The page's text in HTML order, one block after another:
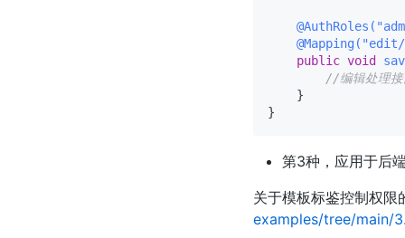
public void
//编辑处理接
    }
第3种，应用于后
关于模板标鉴控制权限
examples/tree/main/